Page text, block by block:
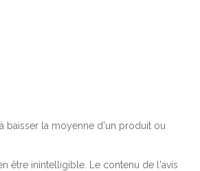
baisser la moyenne d'un produit ou
être inintelligible. Le contenu de l'avis